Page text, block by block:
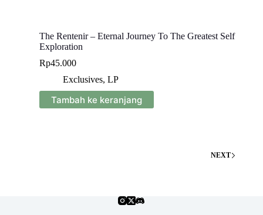
The Rentenir – Eternal Journey To The Greatest Self
Exploration
Rp45.000
Exclusives, LP
Tambah ke keranjang
NEXT